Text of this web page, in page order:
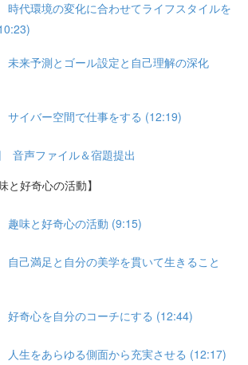
代環境の変化に合わせてライフスタイルを
来予測とゴール設定と自己理解の深化
イバー空間で仕事をする (12:19)
音声ファイル＆宿題提出
好奇心の活動】
趣味と好奇心の活動 (9:15)
己満足と自分の美学を貫いて生きること
奇心を自分のコーチにする (12:44)
生をあらゆる側面から充実させる (12:17)